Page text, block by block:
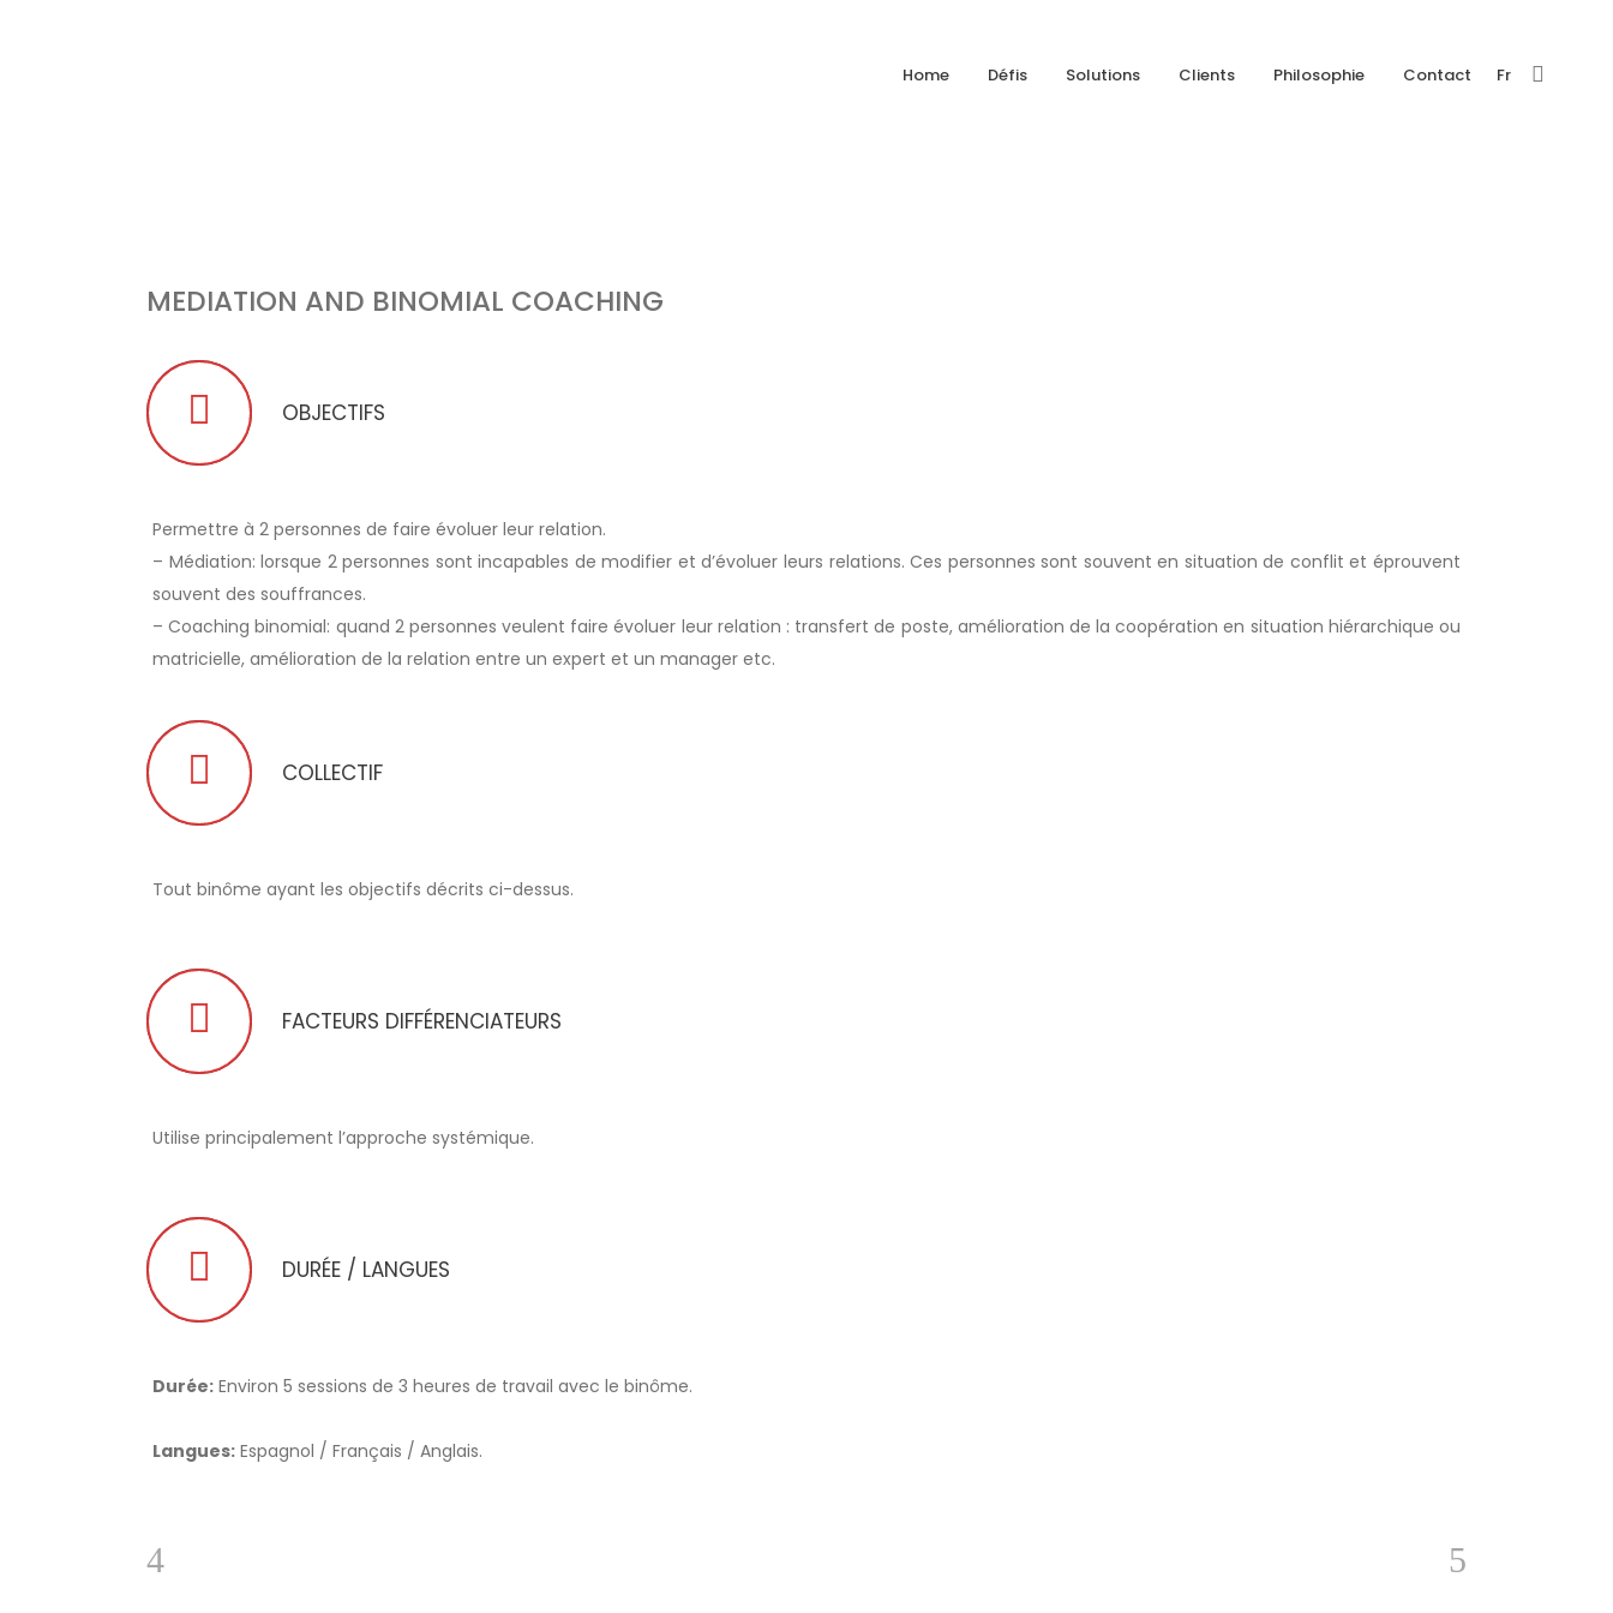
Home Défis Solutions Clients Philosophie Contact Fr
MEDIATION AND BINOMIAL COACHING
OBJECTIFS
Permettre à 2 personnes de faire évoluer leur relation.
– Médiation: lorsque 2 personnes sont incapables de modifier et d’évoluer leurs relations. Ces personnes sont souvent en situation de conflit et éprouvent
souvent des souffrances.
– Coaching binomial: quand 2 personnes veulent faire évoluer leur relation : transfert de poste, amélioration de la coopération en situation hiérarchique ou
matricielle, amélioration de la relation entre un expert et un manager etc.
COLLECTIF
Tout binôme ayant les objectifs décrits ci-dessus.
FACTEURS DIFFÉRENCIATEURS
Utilise principalement l’approche systémique.
DURÉE / LANGUES
Durée: Environ 5 sessions de 3 heures de travail avec le binôme.
Langues: Espagnol / Français / Anglais.